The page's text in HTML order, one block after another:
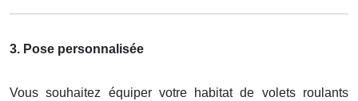
3. Pose personnalisée
Vous souhaitez équiper votre habitat de volets roulants